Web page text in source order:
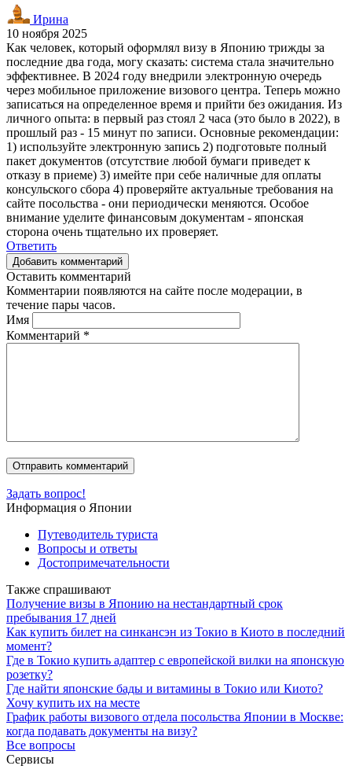
Ирина
10 ноября 2025
Как человек, который оформлял визу в Японию трижды за
последние два года, могу сказать: система стала значительно
эффективнее. В 2024 году внедрили электронную очередь
через мобильное приложение визового центра. Теперь можно
записаться на определенное время и прийти без ожидания. Из
личного опыта: в первый раз стоял 2 часа (это было в 2022), в
прошлый раз - 15 минут по записи. Основные рекомендации:
1) используйте электронную запись 2) подготовьте полный
пакет документов (отсутствие любой бумаги приведет к
отказу в приеме) 3) имейте при себе наличные для оплаты
консульского сбора 4) проверяйте актуальные требования на
сайте посольства - они периодически меняются. Особое
внимание уделите финансовым документам - японская
сторона очень тщательно их проверяет.
Ответить
Добавить комментарий
Оставить комментарий
Комментарии появляются на сайте после модерации, в
течение пары часов.
Имя
Комментарий *
Задать вопрос!
Информация о Японии
Путеводитель туриста
Вопросы и ответы
Достопримечательности
Также спрашивают
Получение визы в Японию на нестандартный срок
пребывания 17 дней
Как купить билет на синкансэн из Токио в Киото в последний
момент?
Где в Токио купить адаптер с европейской вилки на японскую
розетку?
Где найти японские бады и витамины в Токио или Киото?
Хочу купить их на месте
График работы визового отдела посольства Японии в Москве:
когда подавать документы на визу?
Все вопросы
Сервисы